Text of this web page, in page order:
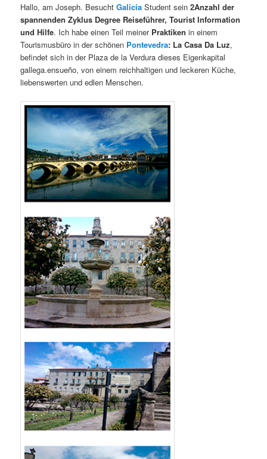
Hallo, am Joseph. BesuchtGalicia Student sein2Anzahl der
spannenden Zyklus Degree Reiseführer, Tourist Information
und Hilfe. Ich habe einen Teil meiner Praktiken in einem
Tourismusbüro in der schönen Pontevedra: La Casa Da Luz,
befindet sich in der Plaza de la Verdura dieses Eigenkapital
gallega.ensueño, von einem reichhaltigen und leckeren Küche,
liebenswerten und edlen Menschen.